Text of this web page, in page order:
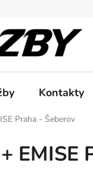
Kontakty
Praha - Šeberov
EMISE